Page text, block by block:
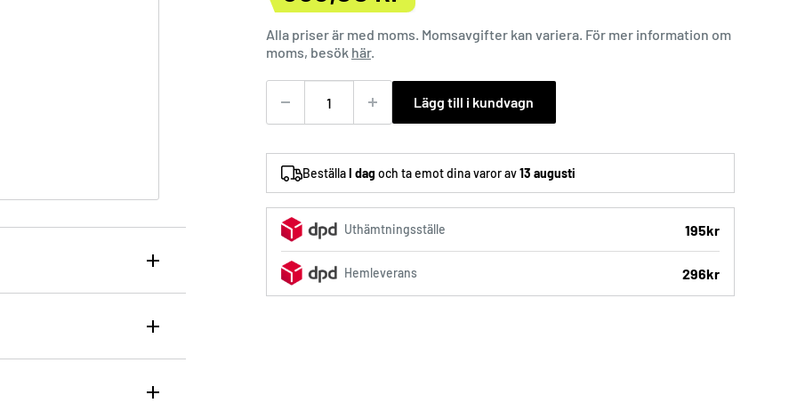
Alla priser är med moms. Momsavgifter kan variera. För mer information om
moms, besök här.
Lägg till i kundvagn
BeställaI dagoch ta emot dina varor av13 augusti
Uthämtningsställe 195kr
Hemleverans 296kr
serum
på 90 ml skyddar